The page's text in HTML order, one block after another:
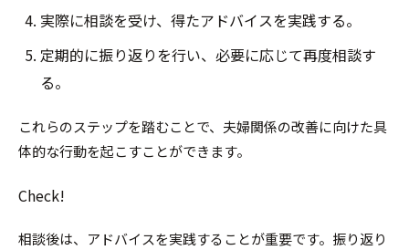
実際に相談を受け、得たアドバイスを実践する。
定期的に振り返りを行い、必要に応じて再度相談す
る。
これらのステップを踏むことで、夫婦関係の改善に向けた具
体的な行動を起こすことができます。
Check!
相談後は、アドバイスを実践することが重要です。振り返り